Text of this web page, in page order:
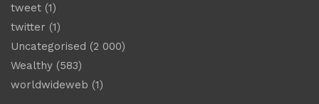
tweet (1)
twitter (1)
Uncategorised (2 000)
Wealthy (583)
worldwideweb (1)